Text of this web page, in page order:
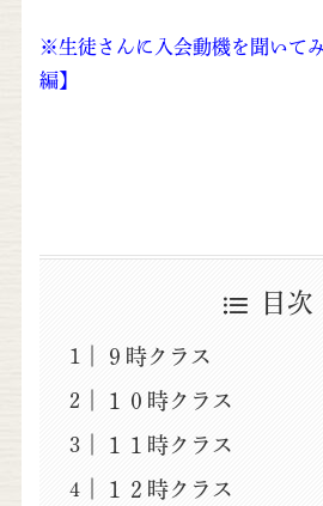
※生徒さんに入会動機を聞いて
編】
目次
９時クラス
１０時クラス
１１時クラス
１２時クラス